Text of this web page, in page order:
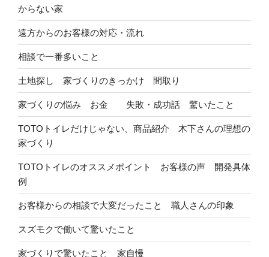
からない家
遠方からのお客様の対応・流れ
相談で一番多いこと
土地探し 家づくりのきっかけ 間取り
家づくりの悩み お金 失敗・成功話 驚いたこと
TOTOトイレだけじゃない、商品紹介 木下さんの理想の
家づくり
TOTOトイレのオススメポイント お客様の声 開発具体
例
お客様からの相談で大変だったこと 職人さんの印象
スズモクで働いて驚いたこと
家づくりで驚いたこと 家自慢